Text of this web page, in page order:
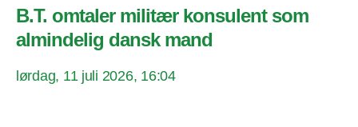
B.T. omtaler militær konsulent som
almindelig dansk mand
lørdag, 11 juli 2026, 16:04